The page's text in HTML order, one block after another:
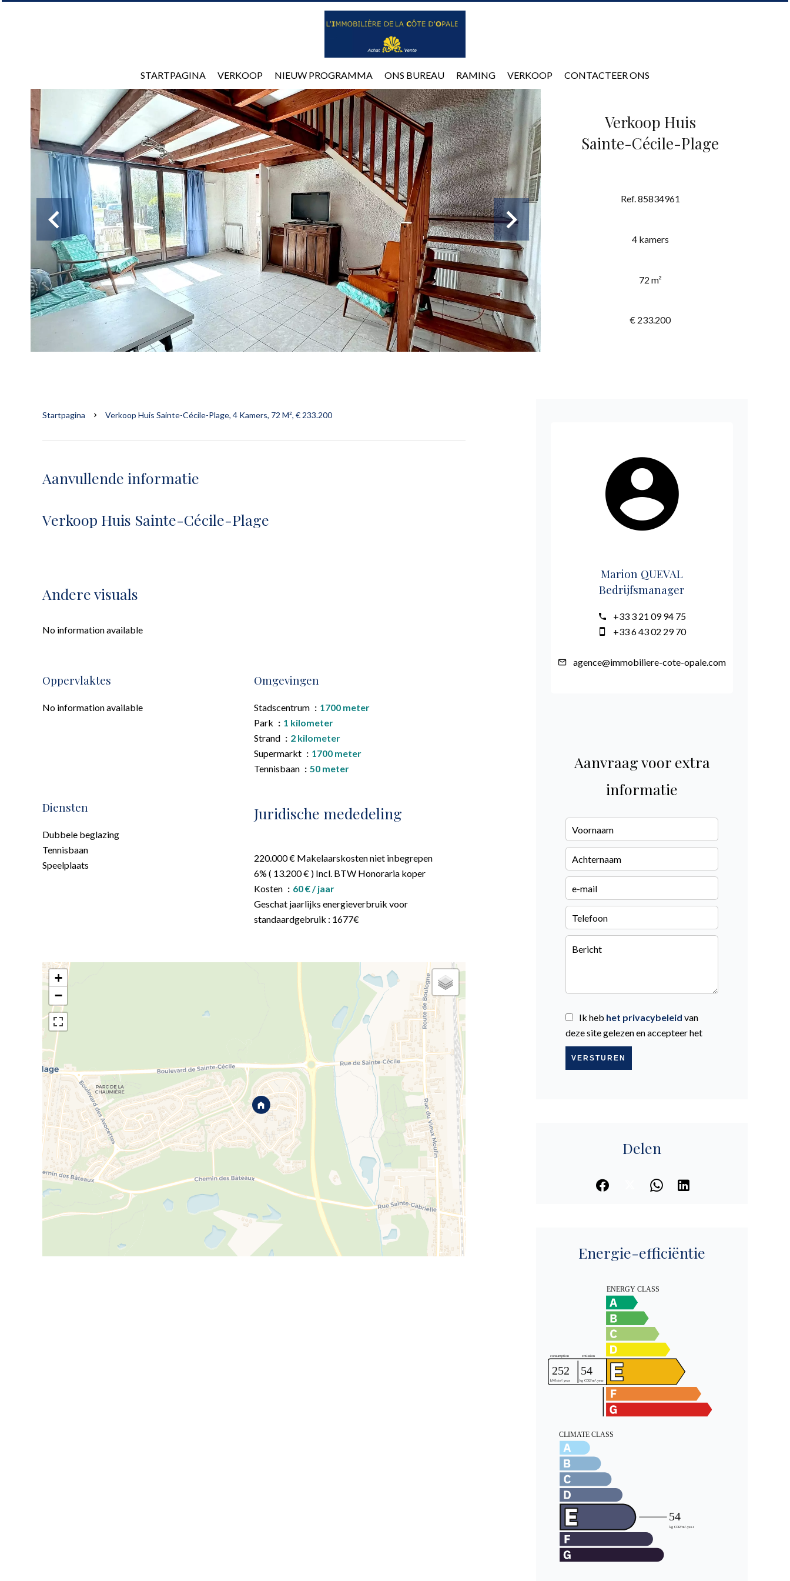
STARTPAGINA VERKOOP NIEUW PROGRAMMA ONS BUREAU RAMING VERKOOP CONTACTEER ONS
Verkoop Huis
Sainte-Cécile-Plage
Ref. 85834961
4 kamers
72 m²
€ 233.200
Startpagina Verkoop Huis Sainte-Cécile-Plage, 4 Kamers, 72 M², € 233.200
Aanvullende informatie
Verkoop Huis Sainte-Cécile-Plage
Andere visuals
No information available
Oppervlaktes
No information available
Omgevingen
Stadscentrum
1700 meter
Park
1 kilometer
Strand
2 kilometer
Supermarkt
1700 meter
Tennisbaan
50 meter
Diensten
Dubbele beglazing
Tennisbaan
Speelplaats
Juridische mededeling
220.000 € Makelaarskosten niet inbegrepen
6% ( 13.200 € ) Incl. BTW Honoraria koper
Kosten
60 € / jaar
Geschat jaarlijks energieverbruik voor
standaardgebruik : 1677€
+
−
Marion QUEVAL
Bedrijfsmanager
+33 3 21 09 94 75
+33 6 43 02 29 70
agence@immobiliere-cote-opale.com
Aanvraag voor extra
informatie
Ik heb het privacybeleid van
deze site gelezen en accepteer het
VERSTUREN
Delen
Energie-efficiëntie